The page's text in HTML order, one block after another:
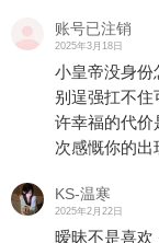
账号已注销
2025年3月18日
小皇帝没身份
别逞强扛不
许幸福的代价
次感慨你的出
KS-温寒
2025年2月22日
暧昧不是喜欢